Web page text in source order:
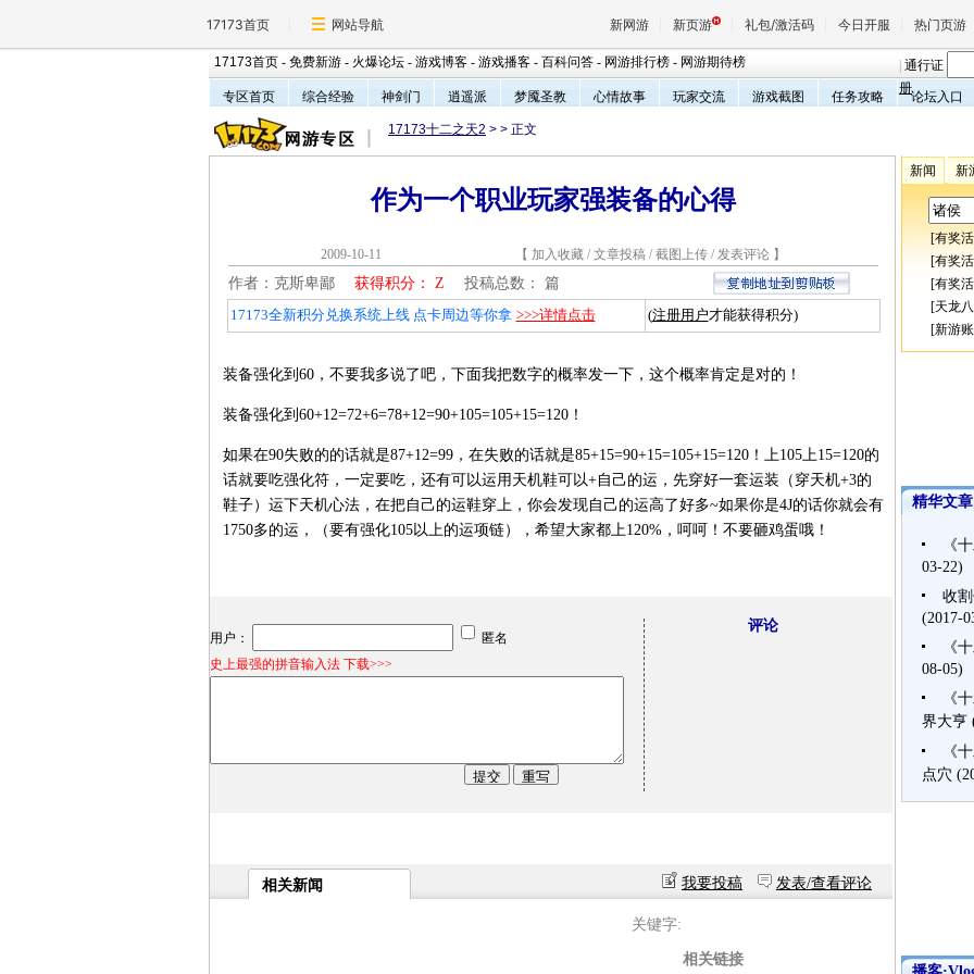
17173首页 网站导航 新网游 新页游 礼包/激活码 今日开服 热门页游
天堂
王权与
17173首页 - 免费新游 - 火爆论坛 - 游戏博客 - 游戏播客 - 百科问答 - 网游排行榜 - 网游期待榜
通行证
册
专区首页 综合经验 神剑门 逍遥派 梦魇圣教 心情故事 玩家交流 游戏截图 任务攻略 论坛入口
17173十二之天2 > > 正文
作为一个职业玩家强装备的心得
2009-10-11 【 加入收藏 / 文章投稿 / 截图上传 / 发表评论 】
作者：克斯卑鄙 获得积分： Z 投稿总数： 篇
17173全新积分兑换系统上线 点卡周边等你拿 >>>详情点击 (注册用户才能获得积分)
装备强化到60，不要我多说了吧，下面我把数字的概率发一下，这个概率肯定是对的！
装备强化到60+12=72+6=78+12=90+105=105+15=120！
如果在90失败的的话就是87+12=99，在失败的话就是85+15=90+15=105+15=120！上105上15=120的
话就要吃强化符，一定要吃，还有可以运用天机鞋可以+自己的运，先穿好一套运装（穿天机+3的
鞋子）运下天机心法，在把自己的运鞋穿上，你会发现自己的运高了好多~如果你是4J的话你就会有
1750多的运，（要有强化105以上的运项链），希望大家都上120%，呵呵！不要砸鸡蛋哦！
用户：
匿名
史上最强的拼音输入法 下载>>>
评论
相关新闻 我要投稿 发表/查看评论
关键字:
相关链接
新闻 新
[有奖
[有奖
[有奖
[天龙
[新游
精华文章
《
03-22)
收
(2017-
《
08-05)
《
界大亨
《
点穴